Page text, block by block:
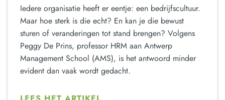
Iedere organisatie heeft er eentje: een bedrijfscultuur.
Maar hoe sterk is die echt? En kan je die bewust
sturen of veranderingen tot stand brengen? Volgens
Peggy De Prins, professor HRM aan Antwerp
Management School (AMS), is het antwoord minder
evident dan vaak wordt gedacht.